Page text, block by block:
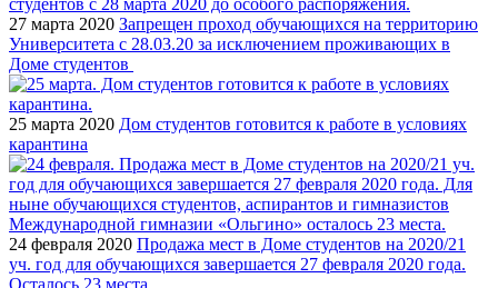
27 марта 2020 Запрещен проход обучающихся на территорию
Университета с 28.03.20 за исключением проживающих в
Доме студентов
25 марта 2020 Дом студентов готовится к работе в условиях
карантина
24 февраля 2020 Продажа мест в Доме студентов на 2020/21
уч. год для обучающихся завершается 27 февраля 2020 года.
Осталось 23 места